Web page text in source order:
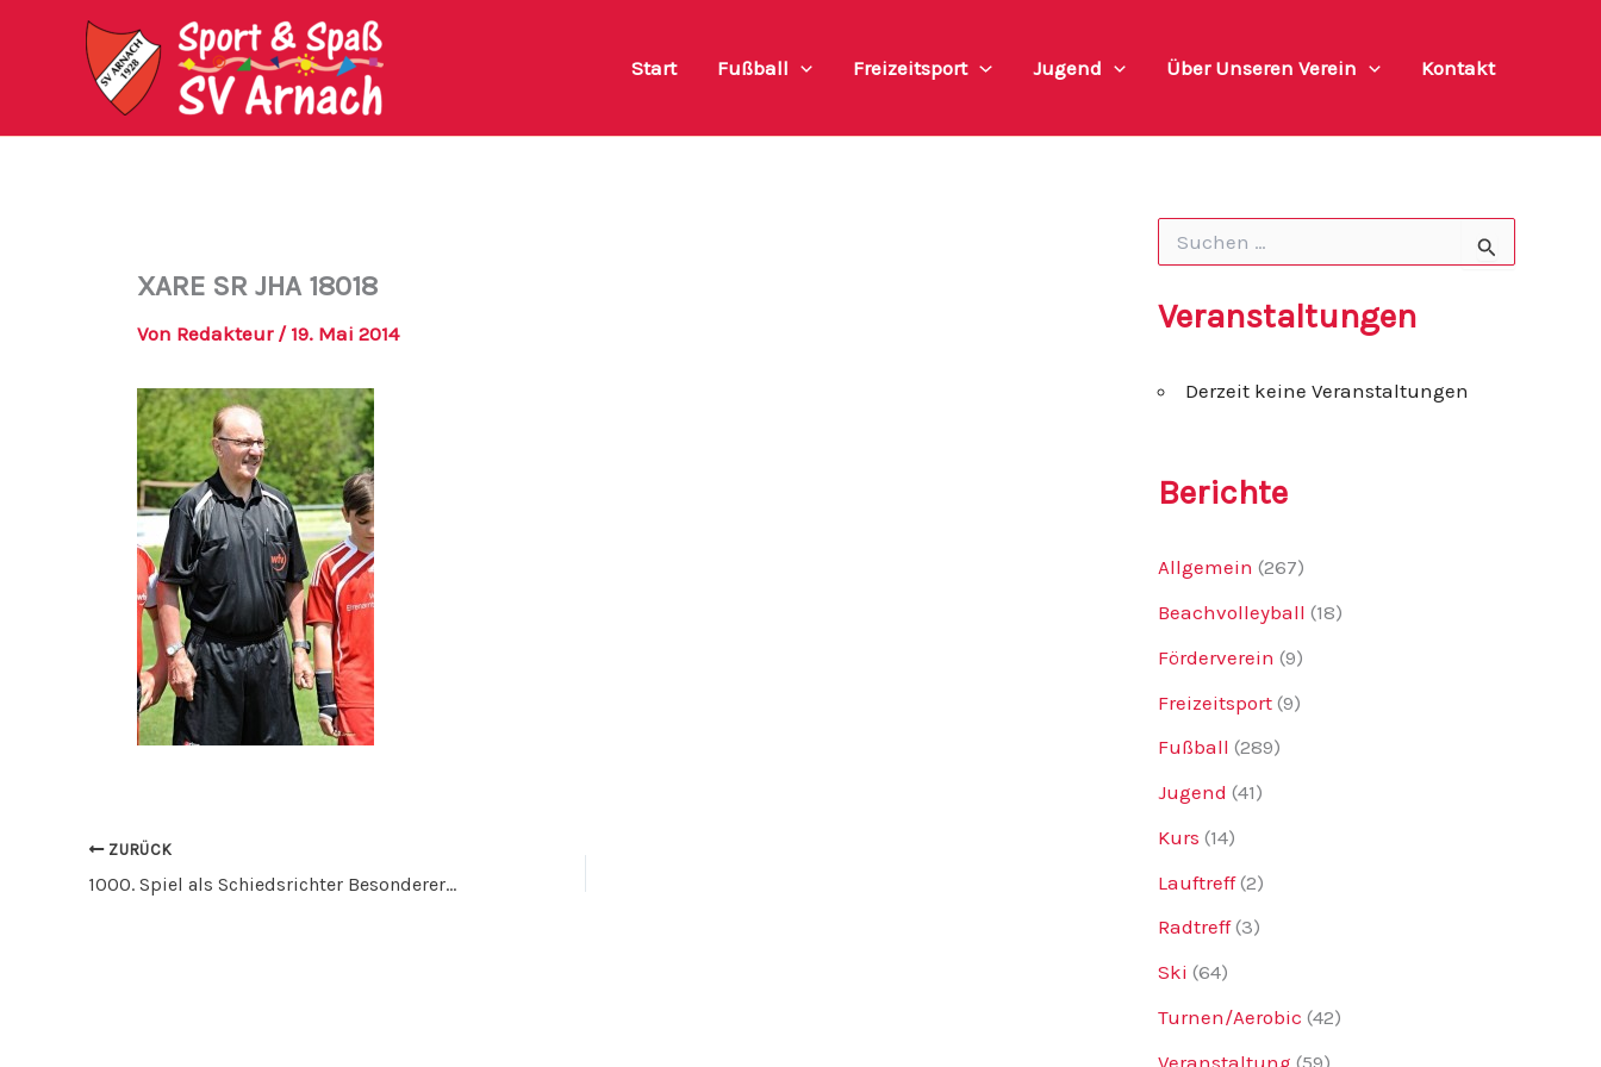
Start Fußball Freizeitsport Jugend Über Unseren Verein Kontakt
XARE SR JHA 18018
Von Redakteur / 19. Mai 2014
ZURÜCK
1000. Spiel als Schiedsrichter Besonderers Ereignis für SVA Urgestein Xare Miller
h
e
a
Veranstaltungen
Derzeit keine Veranstaltungen
Berichte
Allgemein (267)
Beachvolleyball (18)
Förderverein (9)
Freizeitsport (9)
Fußball (289)
Jugend (41)
Kurs (14)
Lauftreff(2)
Radtreff(3)
Ski (64)
Turnen/Aerobic (42)
Veranstaltung (59)